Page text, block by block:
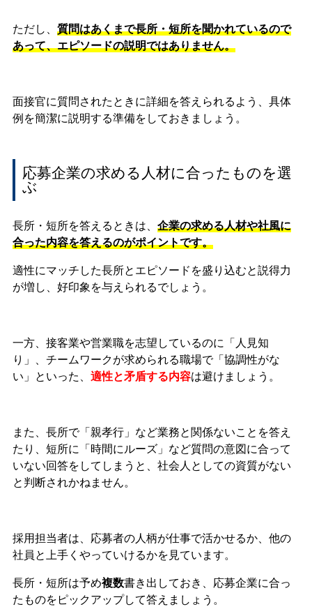
ただし、 質問はあくまで長所・短所を聞かれているので
あって、エピソードの説明ではありません。
面接官に質問されたときに詳細を答えられるよう、具体
例を簡潔に説明する準備をしておきましょう。
応募企業の求める人材に合ったものを選
ぶ
長所・短所を答えるときは、 企業の求める人材や社風に
合った内容を答えるのがポイントです。
適性にマッチした長所とエピソードを盛り込むと説得力
が増し、好印象を与えられるでしょう。
一方、接客業や営業職を志望しているのに「人見知
り」、チームワークが求められる職場で「協調性がな
い」といった、 適性と矛盾する内容は避けましょう。
また、長所で「親孝行」など業務と関係ないことを答え
たり、短所に「時間にルーズ」など質問の意図に合って
いない回答をしてしまうと、社会人としての資質がない
と判断されかねません。
採用担当者は、応募者の人柄が仕事で活かせるか、他の
社員と上手くやっていけるかを見ています。
長所・短所は予め複数書き出しておき、応募企業に合っ
たものをピックアップして答えましょう。